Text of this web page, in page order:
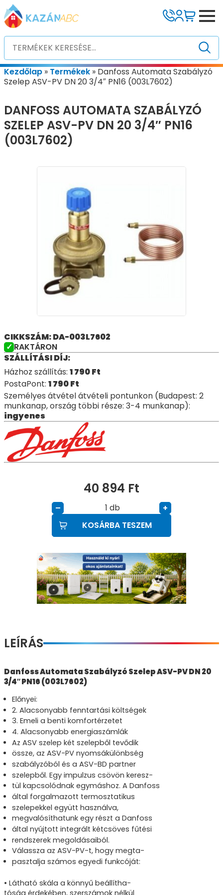
Kezdőlap » Termékek » Danfoss Automata Szabályzó
Szelep ASV-PV DN 20 3/4″ PN16 (003L7602)
DANFOSS AUTOMATA SZABÁLYZÓ
SZELEP ASV-PV DN 20 3/4″ PN16
(003L7602)
CIKKSZÁM: DA-003L7602
RAKTÁRON
SZÁLLÍTÁSI DÍJ:
Házhoz szállítás: 1 790Ft
PostaPont: 1 790Ft
Személyes átvétel átvételi pontunkon (Budapest: 2
munkanap, ország többi része: 3-4 munkanap):
ingyenes
40 894 Ft
– db
+
KOSÁRBA TESZEM
LEÍRÁS
Danfoss Automata Szabályzó Szelep ASV-PV DN 20
3/4″ PN16 (003L7602)
Előnyei:
2. Alacsonyabb fenntartási költségek
3. Emeli a benti komfortérzetet
4. Alacsonyabb energiaszámlák
Az ASV szelep két szelepből tevődik
össze, az ASV-PV nyomsákülönbség
szabályzóból és a ASV-BD partner
szelepből. Egy impulzus csövön keresz-
tül kapcsolódnak egymáshoz. A Danfoss
által forgalmazott termosztatikus
szelepekkel együtt használva,
megvalósíthatunk egy részt a Danfoss
által nyújtott integrált kétcsöves fűtési
rendszerek megoldásaiból.
Válassza az ASV-PV-t, hogy megta-
pasztalja számos egyedi funkcóját:
• Látható skála a könnyű beállítha-
tóság érdekében, szerszámok nélkül